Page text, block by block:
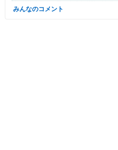
みんなのコメント